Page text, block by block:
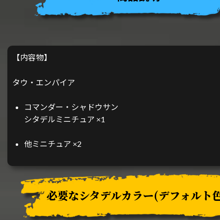
【内容物】
タウ・エンパイア
コマンダー・シャドウサン
シタデルミニチュア ×1
他ミニチュア ×2
必要なシタデルカラー(デフォルト